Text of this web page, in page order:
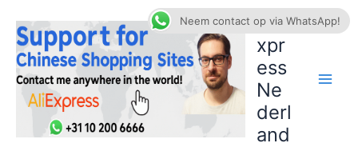
naar
inhoud
AliE
xpr
ess
Ne
derl
and
Neem contact op via WhatsApp!